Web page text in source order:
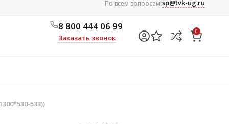
По всем вопросам:sp@tvk-ug.ru
8 800 444 06 99
Заказать звонок
0
533))